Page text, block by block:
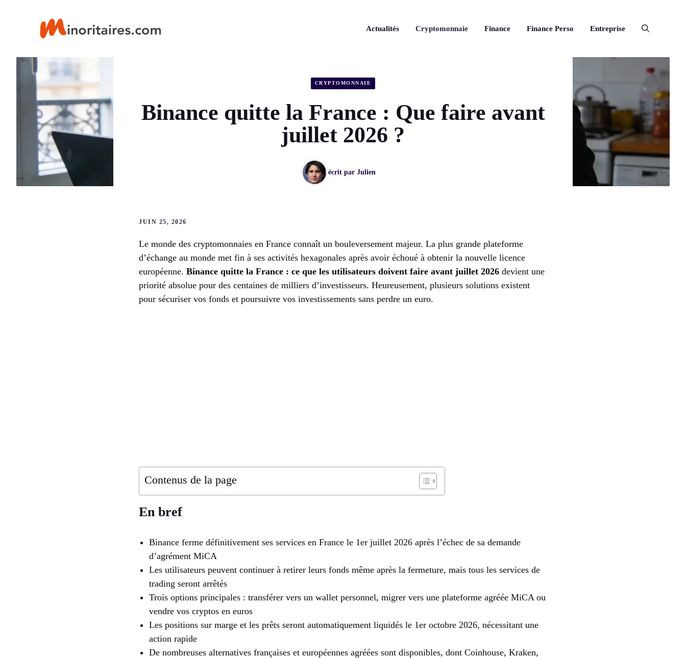
Actualités Cryptomonnaie Finance Finance Perso Entreprise
CRYPTOMONNAIE
Binance quitte la France : Que faire avant
juillet 2026 ?
écrit par Julien
JUIN 25, 2026
Le monde des cryptomonnaies en France connaît un bouleversement majeur. La plus grande plateforme
d’échange au monde met fin à ses activités hexagonales après avoir échoué à obtenir la nouvelle licence
européenne. Binance quitte la France : ce que les utilisateurs doivent faire avant juillet 2026 devient une
priorité absolue pour des centaines de milliers d’investisseurs. Heureusement, plusieurs solutions existent
pour sécuriser vos fonds et poursuivre vos investissements sans perdre un euro.
Contenus de la page
En bref
Binance ferme définitivement ses services en France le 1er juillet 2026 après l’échec de sa demande
d’agrément MiCA
Les utilisateurs peuvent continuer à retirer leurs fonds même après la fermeture, mais tous les services de
trading seront arrêtés
Trois options principales : transférer vers un wallet personnel, migrer vers une plateforme agréée MiCA ou
vendre vos cryptos en euros
Les positions sur marge et les prêts seront automatiquement liquidés le 1er octobre 2026, nécessitant une
action rapide
De nombreuses alternatives françaises et européennes agréées sont disponibles, dont Coinhouse, Kraken,